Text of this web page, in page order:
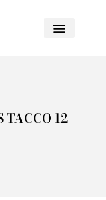
TACCO 12